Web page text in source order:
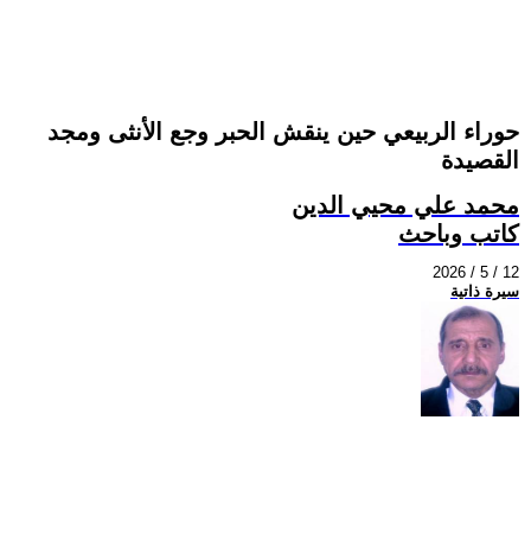
حوراء الربيعي حين ينقش الحبر وجع الأنثى ومجد
القصيدة
محمد علي محيي الدين
كاتب وباحث
2026 / 5 / 12
سيرة ذاتية